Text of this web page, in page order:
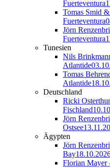
Fuerteventura
Tomas Smid
Fuerteventura
Jörn
Fuerteventura
Tunesien
Nils
Atlantide
Tomas
Atlantide
Deutschland
Ricki
Fischland
Jörn
Ostsee
Ägypten
Jörn
Bay
Florian Mayer